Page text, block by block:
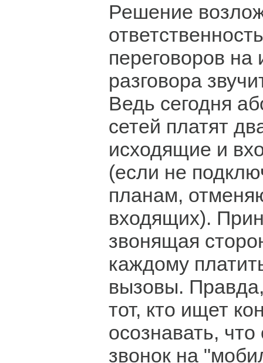
Решение
переговоров на
разговора
Ведь сегодня
сетей платят
исходящие и
(если не
планам,
входящих).
звонящая
каждому
вызовы.
тот, кто ищет
осознавать,
звонок на